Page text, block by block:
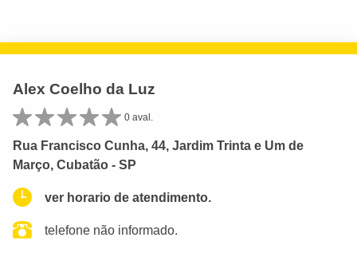
Alex Coelho da Luz
0 aval.
Rua Francisco Cunha, 44, Jardim Trinta e Um de
Março, Cubatão - SP
ver horario de atendimento.
telefone não informado.